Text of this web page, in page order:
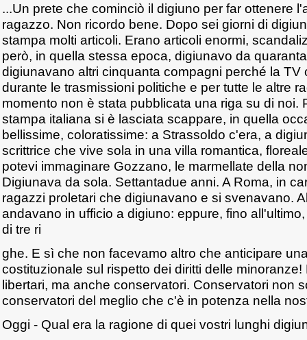
...Un prete che cominciò il digiuno per far ottenere
ragazzo. Non ricordo bene. Dopo sei giorni di
stampa molti articoli. Erano articoli enormi,
però, in quella stessa epoca, digiunavo da
digiunavano altri cinquanta compagni perché la TV
durante le trasmissioni politiche e per tutte le altre
momento non è stata pubblicata una riga su di noi.
stampa italiana si è lasciata scappare, in quella
bellissime, coloratissime: a Strassoldo c'era, a
scrittrice che vive sola in una villa romantica,
potevi immaginare Gozzano, le marmellate della
Digiunava da sola. Settantadue anni. A Roma, in
ragazzi proletari che digiunavano e si svenavano.
andavano in ufficio a digiuno: eppure, fino
di tre ri
ghe. E sì che non facevamo altro che anticipare
costituzionale sul rispetto dei diritti delle
libertari, ma anche conservatori. Conservatori non
conservatori del meglio che c'è in potenza nella
Oggi - Qual era la ragione di quei vostri lunghi